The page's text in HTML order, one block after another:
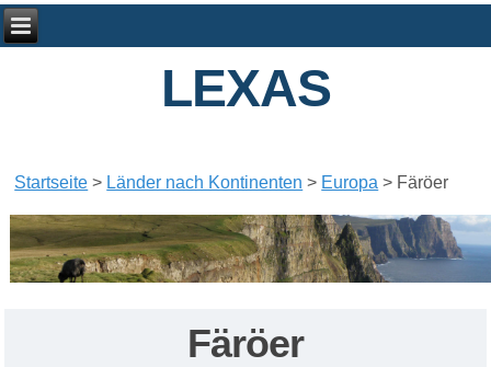
LEXAS
Startseite > Länder nach Kontinenten > Europa > Färöer
Färöer